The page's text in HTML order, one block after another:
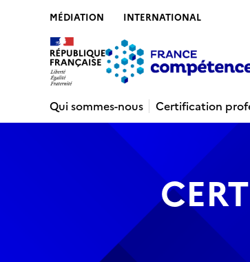
MÉDIATION INTERNATIONAL
Qui sommes-nous Certification